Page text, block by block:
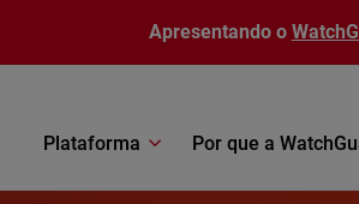
Apresentando o
Plataforma Por que a